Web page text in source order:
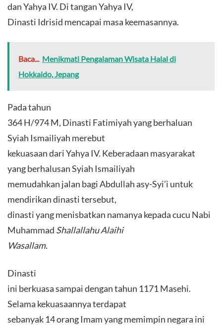
dan Yahya IV. Di tangan Yahya IV,
Dinasti Idrisid mencapai masa keemasannya.
Baca... Menikmati Pengalaman Wisata Halal di
Hokkaido, Jepang
Pada tahun
364 H/974 M, Dinasti Fatimiyah yang berhaluan
Syiah Ismailiyah merebut
kekuasaan dari Yahya IV. Keberadaan masyarakat
yang berhalusan Syiah Ismailiyah
memudahkan jalan bagi Abdullah asy-Syi’i untuk
mendirikan dinasti tersebut,
dinasti yang menisbatkan namanya kepada cucu Nabi
Muhammad Shallallahu Alaihi
Wasallam.
Dinasti
ini berkuasa sampai dengan tahun 1171 Masehi.
Selama kekuasaannya terdapat
sebanyak 14 orang Imam yang memimpin negara ini